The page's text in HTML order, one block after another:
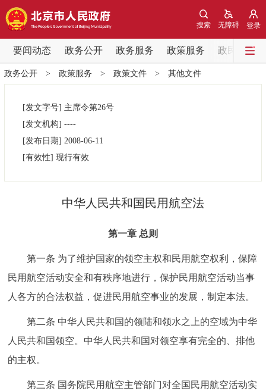
登录
无障碍
搜索
要闻动态 政务公开 政务服务 政策服务 政民互动
要闻动态
党中央精神 国务院信息 中央部委动态
北京要闻
政务公开
机构职能 政策服务
决策公开 专题公开
个人服务 法人服务 部门服务
政务公开> 政策服务 > 政策文件> 其他文件
[发文字号] 主席令第26号
[发文机构] ----
[发布日期] 2008-06-11
[有效性] 现行有效
中华人民共和国民用航空法
第一章 总则
第一条 为了维护国家的领空主权和民用航空权利，保障
民用航空活动安全和有秩序地进行，保护民用航空活动当事
人各方的合法权益，促进民用航空事业的发展，制定本法。
第二条 中华人民共和国的领陆和领水之上的空域为中华
人民共和国领空。中华人民共和国对领空享有完全的、排他
的主权。
第三条 国务院民用航空主管部门对全国民用航空活动实